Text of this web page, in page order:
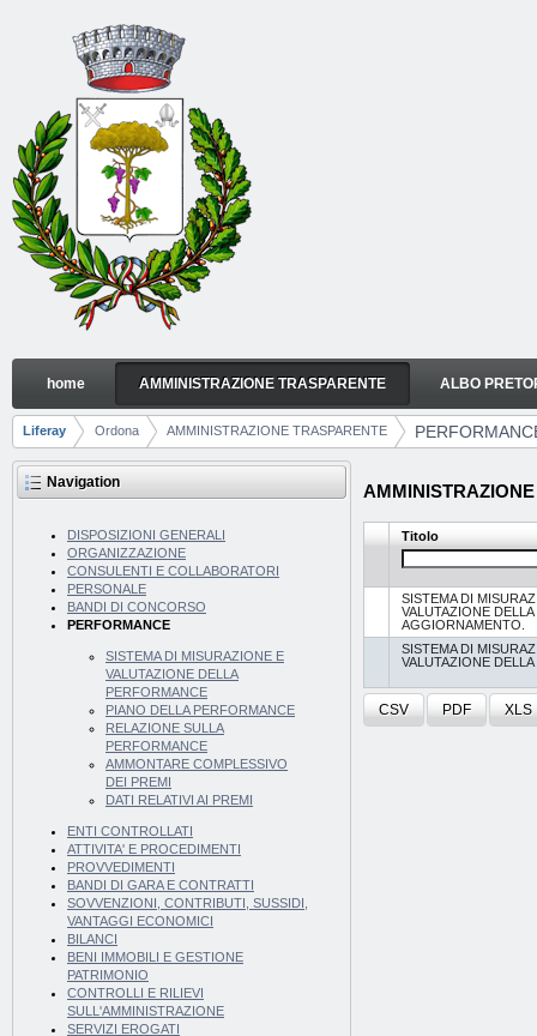
Skip to Content
PERFORMANCE
Navigation
home AMMINISTRAZIONE TRASPARENTE ALBO
Breadcrumbs
Liferay Ordona AMMINISTRAZIONE TRASPARENTE
Navigation
DISPOSIZIONI GENERALI
ORGANIZZAZIONE
CONSULENTI E COLLABORATORI
PERSONALE
BANDI DI CONCORSO
PERFORMANCE
SISTEMA DI MISURAZIONE E
VALUTAZIONE DELLA
PERFORMANCE
PIANO DELLA PERFORMANCE
RELAZIONE SULLA
PERFORMANCE
AMMONTARE COMPLESSIVO
DEI PREMI
DATI RELATIVI AI PREMI
ENTI CONTROLLATI
ATTIVITA' E PROCEDIMENTI
PROVVEDIMENTI
BANDI DI GARA E CONTRATTI
SOVVENZIONI, CONTRIBUTI, SUSSIDI,
VANTAGGI ECONOMICI
BILANCI
BENI IMMOBILI E GESTIONE
PATRIMONIO
CONTROLLI E RILIEVI
SULL'AMMINISTRAZIONE
SERVIZI EROGATI
Titolo
SISTEMA DI
VALUTAZIONE
AGGIORNAMENTO.
SISTEMA DI
VALUTAZIONE
CSV PDF XLS